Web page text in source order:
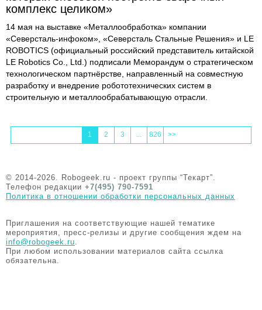
комплекс целиком»
14 мая на выставке «Металлообработка» компании
«Северсталь-инфоком», «Северсталь Стальные Решения» и LE
ROBOTICS (официальный российский представитель китайской
LE Robotics Co., Ltd.) подписали Меморандум о стратегическом
технологическом партнёрстве, направленный на совместную
разработку и внедрение робототехнических систем в
строительную и металлообрабатывающую отрасли.
1 2 3 ... 826 >>
© 2014-2026. Robogeek.ru - проект группы “Текарт”.
Телефон редакции +7(495) 790-7591
Политика в отношении обработки персональных данных
Приглашения на соответствующие нашей тематике
мероприятия, пресс-релизы и другие сообщения ждем на
info@robogeek.ru.
При любом использовании материалов сайта ссылка
обязательна.